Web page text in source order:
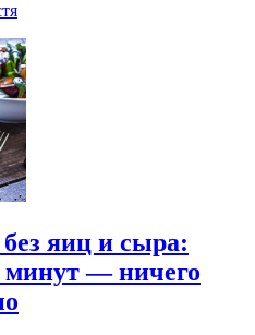
яиц и сыра:
минут — ничего